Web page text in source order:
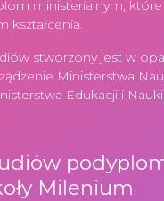
ministerialnym, które
kształcenia.
stworzony jest w
Ministerstwa
Edukacji i
Milenium